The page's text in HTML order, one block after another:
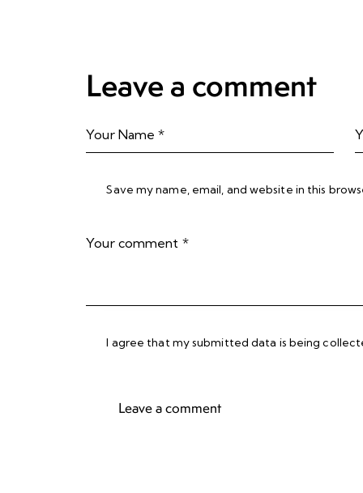
Leave a comment
Save my name, email, and website in this
I agree that my submitted data is being